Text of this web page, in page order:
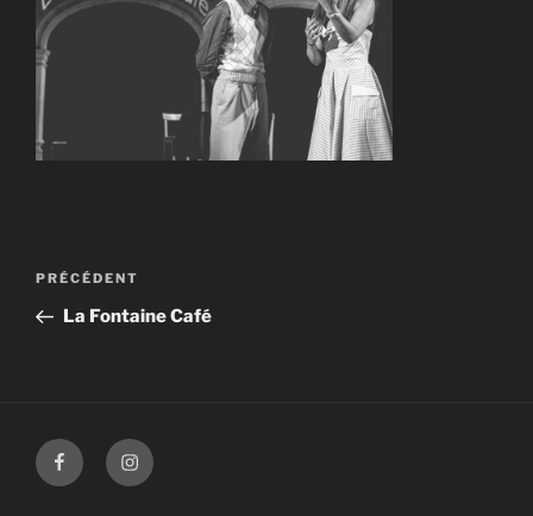
Navigation
l’article
Article
précédent
PRÉCÉDENT
La Fontaine Café
FacebookInstagram